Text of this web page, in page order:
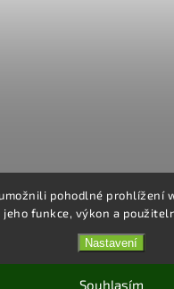
pohodlné
funkce, výkon a
Nastavení
Souhlasím